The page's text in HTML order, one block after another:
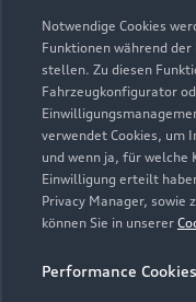
Notwendige Cookies
Funktionen während
stellen. Zu diesen
Fahrzeugkonfigurator
verwendet Cookies, um
und wenn ja, für welche
Einwilligung erteilt
Privacy Manager, sowie
können Sie in unserer
Performance Cookies
Servicepartner e-